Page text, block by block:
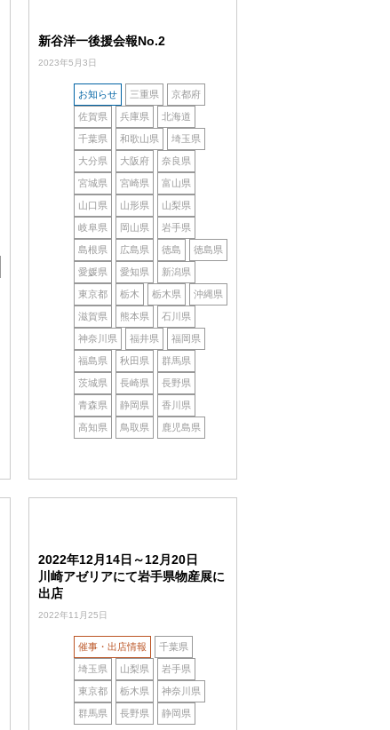
新谷洋一後援会報No.2
2023年5月3日
お知らせ 三重県 京都府
佐賀県 兵庫県 北海道
千葉県 和歌山県 埼玉県
大分県 大阪府 奈良県
宮城県 宮崎県 富山県
山口県 山形県 山梨県
岐阜県 岡山県 岩手県
島根県 広島県 徳島 徳島県
愛媛県 愛知県 新潟県
東京都 栃木 栃木県 沖縄県
滋賀県 熊本県 石川県
神奈川県 福井県 福岡県
福島県 秋田県 群馬県
茨城県 長崎県 長野県
青森県 静岡県 香川県
高知県 鳥取県 鹿児島県
2022年12月14日～12月20日
川崎アゼリアにて岩手県物産展に
出店
2022年11月25日
催事・出店情報 千葉県
埼玉県 山梨県 岩手県
東京都 栃木県 神奈川県
群馬県 長野県 静岡県